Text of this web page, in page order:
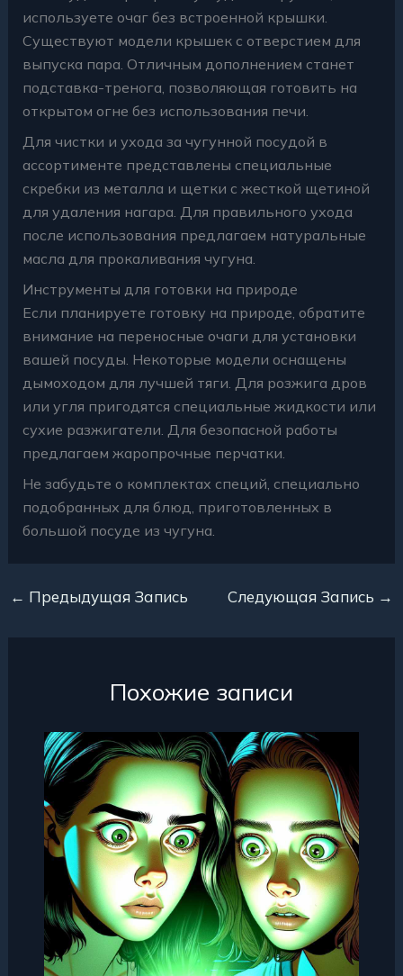
используете очаг без встроенной крышки.
Существуют модели крышек с отверстием для
выпуска пара. Отличным дополнением станет
подставка-тренога, позволяющая готовить на
открытом огне без использования печи.
Для чистки и ухода за чугунной посудой в
ассортименте представлены специальные
скребки из металла и щетки с жесткой щетиной
для удаления нагара. Для правильного ухода
после использования предлагаем натуральные
масла для прокаливания чугуна.
Инструменты для готовки на природе
Если планируете готовку на природе, обратите
внимание на переносные очаги для установки
вашей посуды. Некоторые модели оснащены
дымоходом для лучшей тяги. Для розжига дров
или угля пригодятся специальные жидкости или
сухие разжигатели. Для безопасной работы
предлагаем жаропрочные перчатки.
Не забудьте о комплектах специй, специально
подобранных для блюд, приготовленных в
большой посуде из чугуна.
← Предыдущая Запись Следующая Запись →
Похожие записи